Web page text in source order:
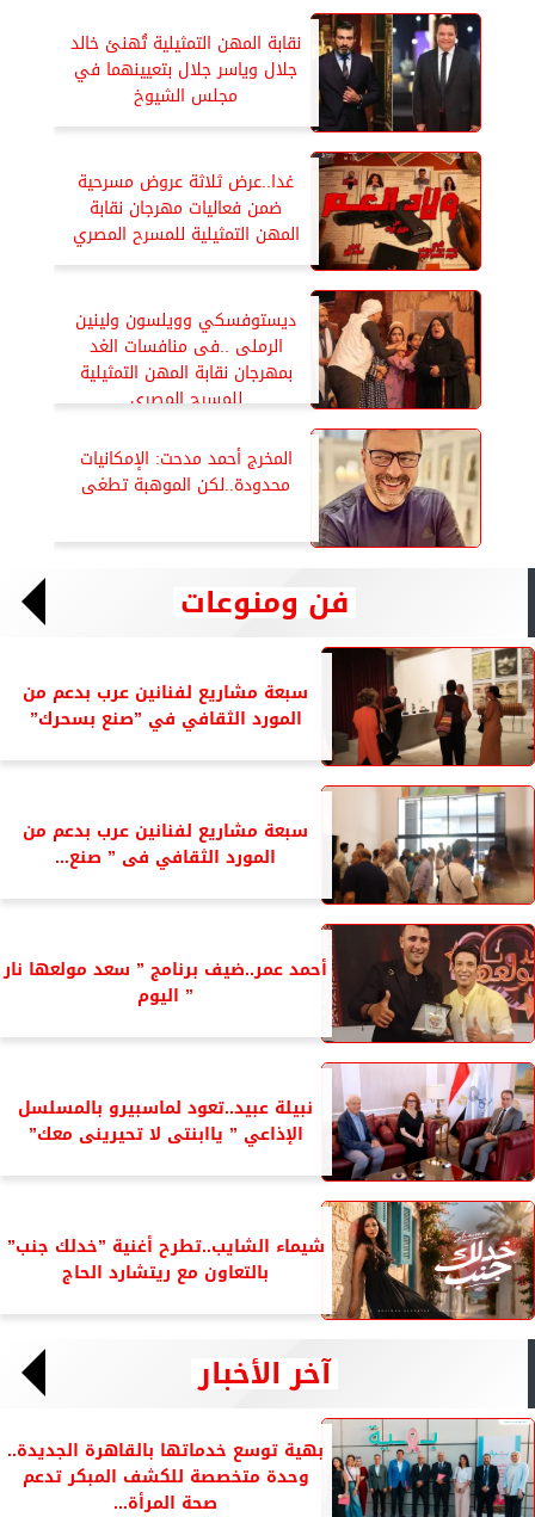
نقابة المهن التمثيلية تُهنئ خالد
جلال وياسر جلال بتعيينهما في
مجلس الشيوخ
غدا..عرض ثلاثة عروض مسرحية
ضمن فعاليات مهرجان نقابة
المهن التمثيلية للمسرح المصري
ديستوفسكي وويلسون ولينين
الرملى ..فى منافسات الغد
بمهرجان نقابة المهن التمثيلية
للمسرح المصري
المخرج أحمد مدحت: الإمكانيات
محدودة..لكن الموهبة تطغى
فن ومنوعات
سبعة مشاريع لفنانين عرب بدعم من
المورد الثقافي في ”صنع بسحرك”
سبعة مشاريع لفنانين عرب بدعم من
المورد الثقافي فى ” صنع...
أحمد عمر..ضيف برنامج ” سعد مولعها نار
” اليوم
نبيلة عبيد..تعود لماسبيرو بالمسلسل
الإذاعي ” ياابنتى لا تحيرينى معك”
شيماء الشايب..تطرح أغنية ”خدلك جنب”
بالتعاون مع ريتشارد الحاج
آخر الأخبار
بهية توسع خدماتها بالقاهرة الجديدة..
وحدة متخصصة للكشف المبكر تدعم
صحة المرأة...